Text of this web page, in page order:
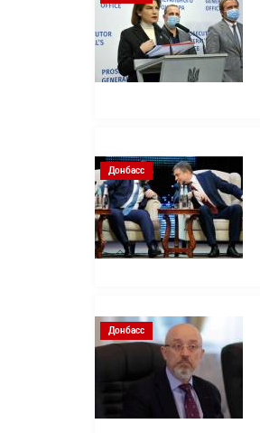
Донбасс
Донбасс